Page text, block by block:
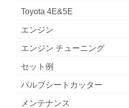
Toyota 4E&5E
エンジン
エンジン チューニング
セット例
バルブシートカッター
メンテナンス